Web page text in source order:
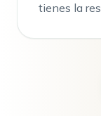
tienes la